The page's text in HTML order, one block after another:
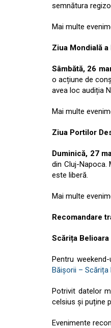
semnătura
Mai multe
Ziua Mondială
Sâmbătă, 26
o acțiune de
avea loc audiția
Mai multe
Ziua Portilor
Duminică, 27
din Cluj-Napoca.
este liberă.
Mai multe
Recomandare
Scărița Belioara
Pentru
Băișorii – Scărița
Potrivit datelor
celsius și puține
Evenimente